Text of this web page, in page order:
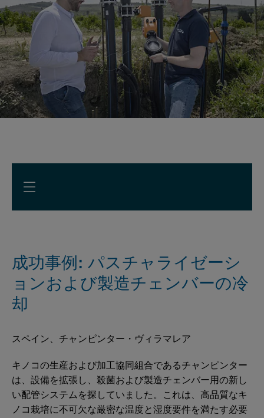
成功事例: パスチャライゼーシ
ョンおよび製造チェンバーの冷
却
スペイン、チャンピンター・ヴィラマレア
キノコの生産および加工協同組合であるチャンピンター
は、設備を拡張し、殺菌および製造チェンバー用の新し
い配管システムを探していました。これは、高品質なキ
ノコ栽培に不可欠な厳密な温度と湿度要件を満たす必要